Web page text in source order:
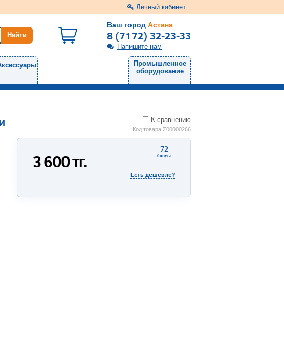
Личный кабинет
Ваш город Астана
8 (7172) 32-23-33
Напишите нам
Промышленное
оборудование
К сравнению
Код товара Z00000266
72
бонуса
3 600тг.
Есть дешевле?